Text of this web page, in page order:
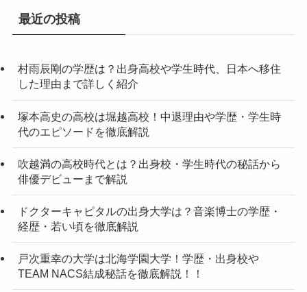
最近の投稿
村雨辰剛の学歴は？出身高校や学生時代、日本へ移住
した理由まで詳しく紹介
塚本高史の高校は堀越高校！中退理由や学歴・学生時
代のエピソードを徹底解説
吹越満の高校時代とは？出身校・学生時代の秘話から
俳優デビューまで解説
ドクターキャピタルの出身大学は？音楽博士の学歴・
経歴・若い頃を徹底解説
戸次重幸の大学は北海学園大学！学歴・出身校や
TEAM NACS結成秘話を徹底解説！！